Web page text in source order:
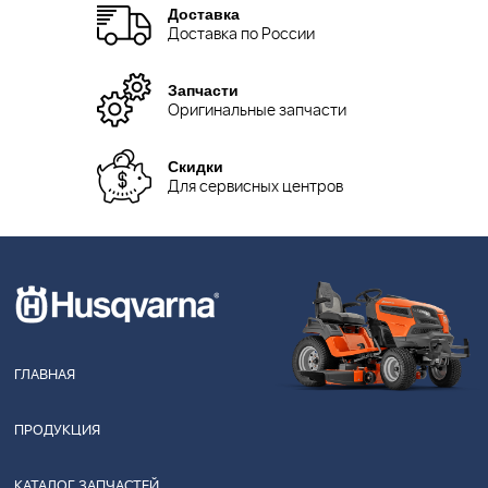
Доставка
Доставка по России
Запчасти
Оригинальные запчасти
Скидки
Для сервисных центров
ГЛАВНАЯ
ПРОДУКЦИЯ